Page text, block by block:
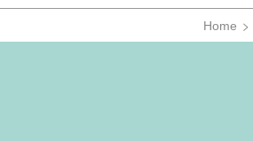
Home